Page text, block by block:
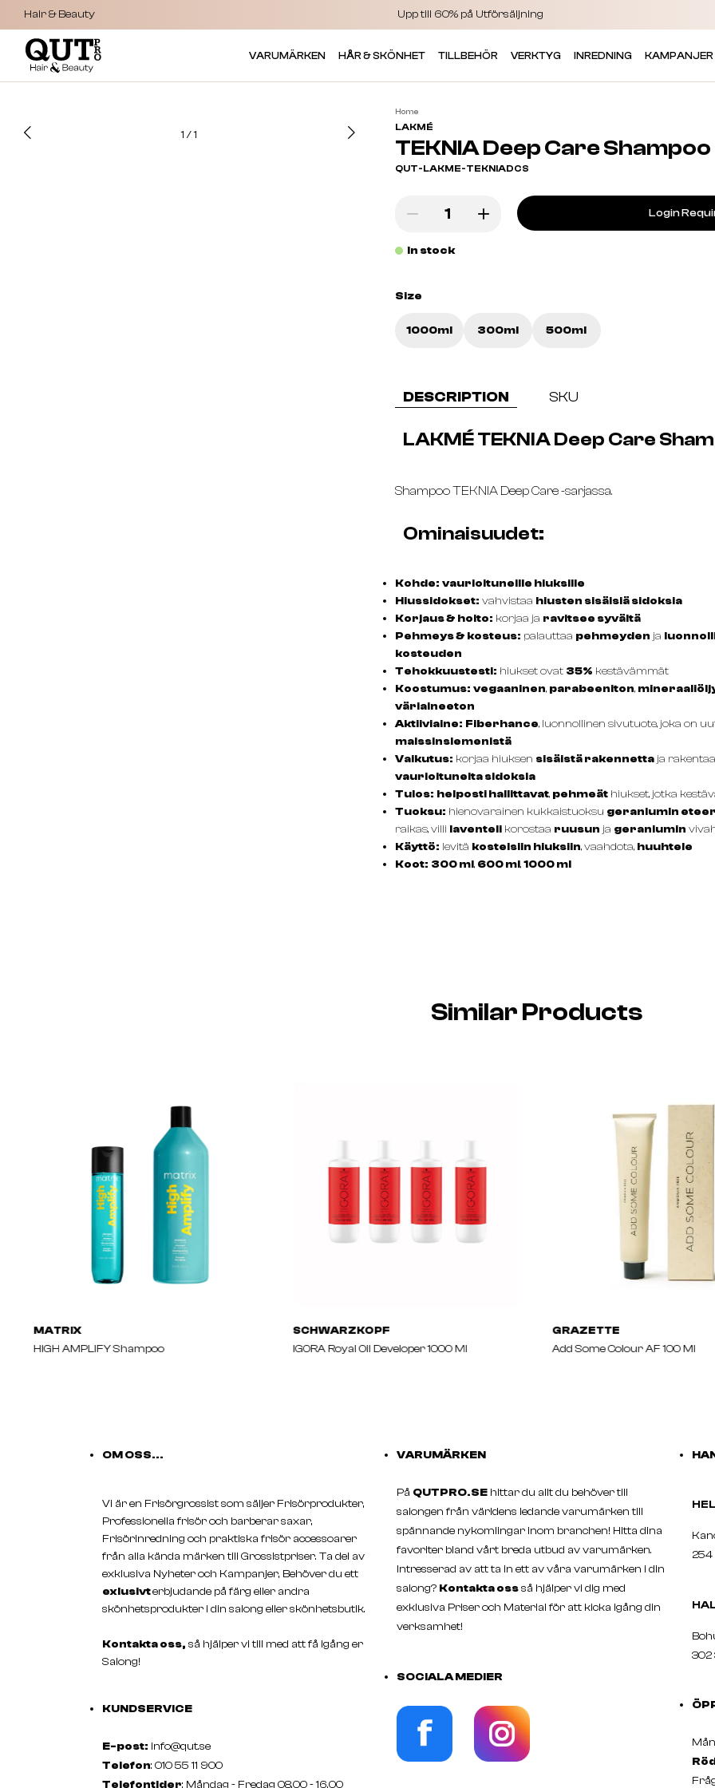
Hair & Beauty Upp till 60% på Utförsäljning
VARUMÄRKEN HÅR & SKÖNHET TILLBEHÖR VERKTYG INREDNING KAMPANJER
1 /1
Home
LAKMÉ
TEKNIA Deep Care Shampoo
QUT-LAKME-TEKNIADCS
Login
In stock
Size
1000ml 300ml 500ml
DESCRIPTION SKU
LAKMÉ TEKNIA Deep Care
Shampoo TEKNIA Deep Care -sarjassa.
Ominaisuudet:
Kohde: vaurioituneille hiuksille
Hiussidokset: vahvistaa hiusten sisäisiä sidoksia
Korjaus & hoito: korjaa ja ravitsee syvältä
Pehmeys & kosteus: palauttaa pehmeyden ja
kosteuden
Tehokkuustesti: hiukset ovat 35% kestävämmät
Koostumus: vegaaninen, parabeeniton,
väriaineeton
Aktiiviaine: Fiberhance, luonnollinen sivutuote, joka on
maissinsiemenistä
Vaikutus: korjaa hiuksen sisäistä rakennettaja
vaurioituneita sidoksia
Tulos: helposti hallittavat, pehmeäthiukset, jotka
Tuoksu: hienovarainen kukkaistuoksu geraniumin
raikas, villi laventelikorostaa ruusun ja geraniumin
Käyttö: levitä kosteisiin hiuksiin, vaahdota, huuhtele
Koot: 300 ml, 600 ml,1000 ml
Similar Products
MATRIX
HIGH AMPLIFY Shampoo
SCHWARZKOPF
IGORA Royal Oil Developer 1000 Ml
GRAZETTE
Add Some Colour AF 100 Ml
OM OSS...
Vi är en Frisörgrossist som säljer Frisörprodukter,
Professionella frisör och barberar saxar,
Frisörinredning och praktiska frisör accessoarer
från alla kända märken till Grossistpriser. Ta del av
exklusiva Nyheter och Kampanjer, Behöver du ett
exlusivterbjudande på färg eller andra
skönhetsprodukter i din salong eller skönhetsbutik.
Kontakta oss, så hjälper vi till med att få igång er
Salong!
KUNDSERVICE
E-post: info@qut.se
Telefon: 010 55 11 900
Telefontider: Måndag - Fredag 08.00 - 16.00
VARUMÄRKEN
På QUTPRO.SE hittar du allt du behöver till
salongen från världens ledande varumärken till
spännande nykomlingar inom branchen! Hitta dina
favoriter bland vårt breda utbud av varumärken.
Intresserad av att ta in ett av våra varumärken i din
salong? Kontakta ossså hjälper vi dig med
exklusiva Priser och Material för att kicka igång din
verksamhet!
SOCIALA MEDIER
254
302